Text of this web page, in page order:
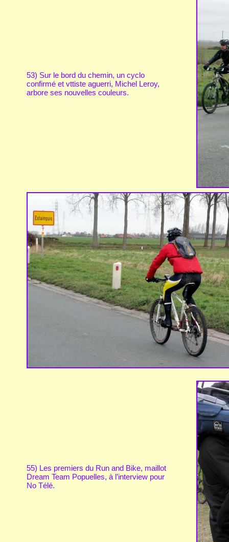
53) Sur le bord du chemin, un cyclo
confirmé et vttiste aguerri, Michel Leroy,
arbore ses nouvelles couleurs.
55) Les premiers du Run and Bike, maillot
Dream Team Popuelles, à l’interview pour
No Télé.